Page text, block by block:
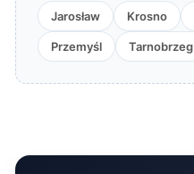
Jarosław Krosno
Przemyśl Tarnobrzeg